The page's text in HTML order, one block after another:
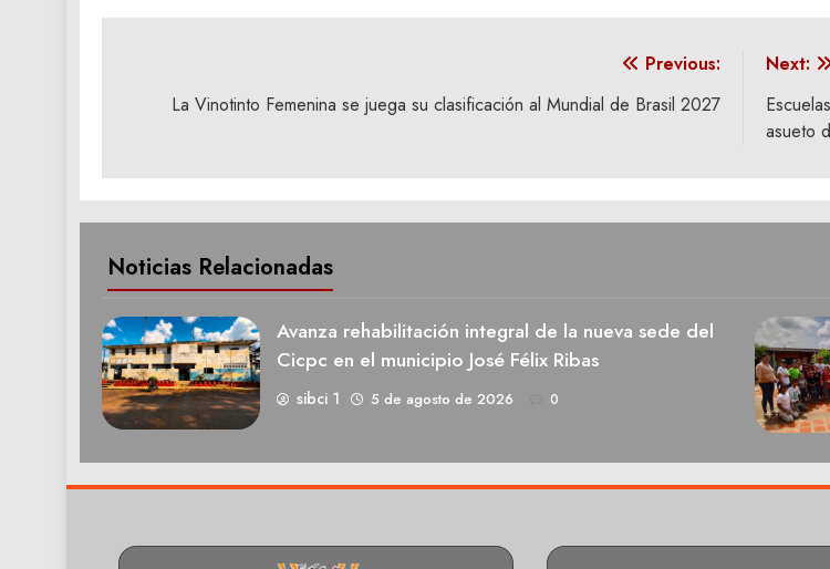
Previous:
La Vinotinto Femenina se juega su clasificación al Mundial de Brasil 2027
Next:
asueto
Noticias Relacionadas
Avanza rehabilitación integral de la nueva sede del
Cicpc en el municipio José Félix Ribas
sibci 1 5 de agosto de 2026 0